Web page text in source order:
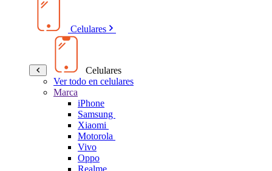
Celulares
Celulares
Ver todo en celulares
Marca
iPhone
Samsung
Xiaomi
Motorola
Vivo
Oppo
Realme